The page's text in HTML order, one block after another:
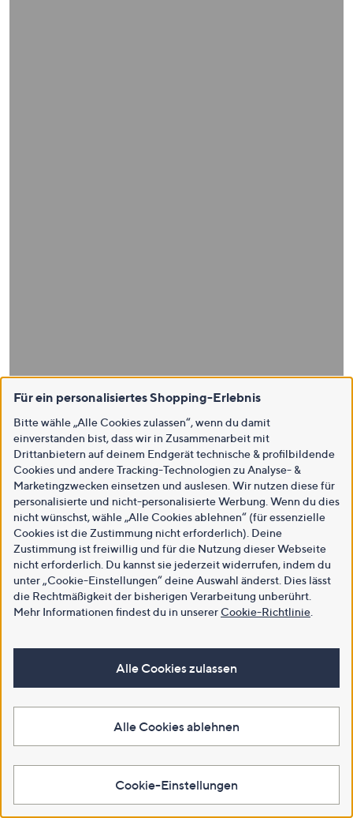
Für ein personalisiertes Shopping-Erlebnis
Bitte wähle „Alle Cookies zulassen“, wenn du damit
einverstanden bist, dass wir in Zusammenarbeit mit
Drittanbietern auf deinem Endgerät technische & profilbildende
Cookies und andere Tracking-Technologien zu Analyse- &
Marketingzwecken einsetzen und auslesen. Wir nutzen diese für
personalisierte und nicht-personalisierte Werbung. Wenn du dies
nicht wünschst, wähle „Alle Cookies ablehnen“ (für essenzielle
Cookies ist die Zustimmung nicht erforderlich). Deine
Zustimmung ist freiwillig und für die Nutzung dieser Webseite
nicht erforderlich. Du kannst sie jederzeit widerrufen, indem du
unter „Cookie-Einstellungen“ deine Auswahl änderst. Dies lässt
die Rechtmäßigkeit der bisherigen Verarbeitung unberührt.
Mehr Informationen findest du in unsererCookie-Richtlinie
Alle Cookies zulassen
Alle Cookies ablehnen
Cookie-Einstellungen